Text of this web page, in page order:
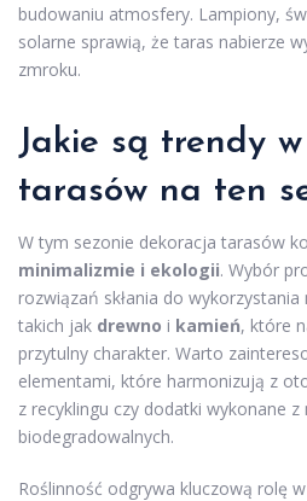
budowaniu atmosfery. Lampiony,
solarne sprawią, że taras nabierze
zmroku.
Jakie są trendy
tarasów na ten
W tym sezonie dekoracja tarasów
minimalizmie i ekologii. Wybór
rozwiązań skłania do
takich jak drewno i kamień, które
przytulny charakter. Warto
elementami, które harmonizują z
z recyklingu czy dodatki wykonane z
biodegradowalnych.
Roślinność odgrywa kluczową rolę